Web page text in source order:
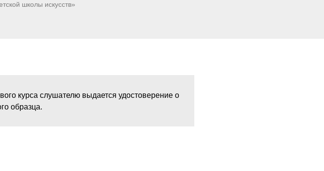
школы искусств»
курса слушателю выдается удостоверение о
образца.